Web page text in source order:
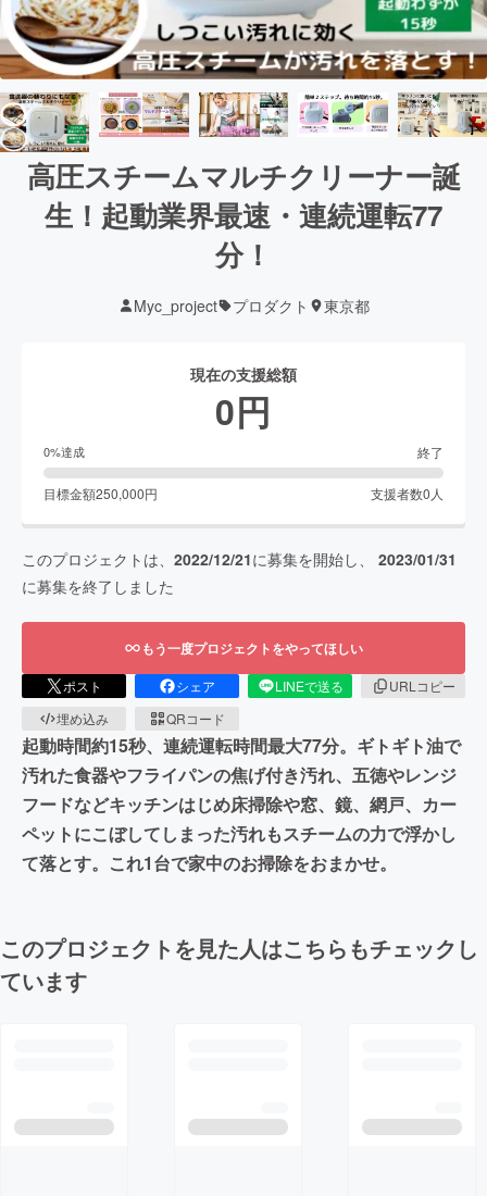
高圧スチームマルチクリーナー誕
生！起動業界最速・連続運転77
分！
Myc_project プロダクト 東京都
現在の支援総額
0円
0%達成 終了
目標金額250,000円 支援者数0 人
このプロジェクトは、 2022/12/21に募集を開始し、 2023/01/31
に募集を終了しました
もう一度プロジェクトをやってほしい
ポスト シェア LINEで送る
URLコピー
埋め込み
QRコード
起動時間約15秒、連続運転時間最大77分。ギトギト油で
汚れた食器やフライパンの焦げ付き汚れ、五徳やレンジ
フードなどキッチンはじめ床掃除や窓、鏡、網戸、カー
ペットにこぼしてしまった汚れもスチームの力で浮かし
て落とす。これ1台で家中のお掃除をおまかせ。
このプロジェクトを見た人はこちらもチェックし
ています